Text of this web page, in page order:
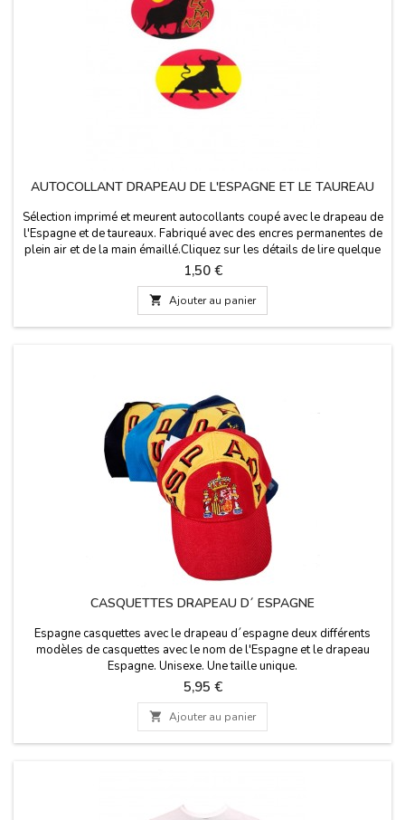
AUTOCOLLANT DRAPEAU DE L'ESPAGNE ET LE TAUREAU
Sélection imprimé et meurent autocollants coupé avec le drapeau de
l'Espagne et de taureaux. Fabriqué avec des encres permanentes de
plein air et de la main émaillé.Cliquez sur les détails de lire quelque
chose d'important.
Prix
1,50 €
 Ajouter au panier
CASQUETTES DRAPEAU D´ ESPAGNE
Espagne casquettes avec le drapeau d´espagne deux différents
modèles de casquettes avec le nom de l'Espagne et le drapeau
Espagne. Unisexe. Une taille unique.
Prix
5,95 €
 Ajouter au panier